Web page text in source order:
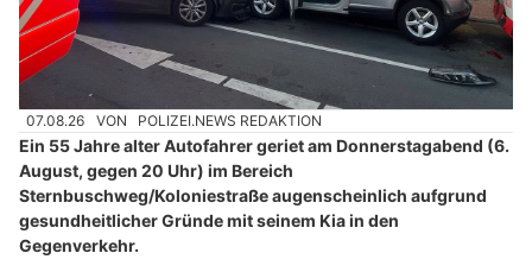
07.08.26 VON POLIZEI.NEWS REDAKTION
Ein 55 Jahre alter Autofahrer geriet am Donnerstagabend (6.
August, gegen 20 Uhr) im Bereich
Sternbuschweg/Koloniestraße augenscheinlich aufgrund
gesundheitlicher Gründe mit seinem Kia in den
Gegenverkehr.